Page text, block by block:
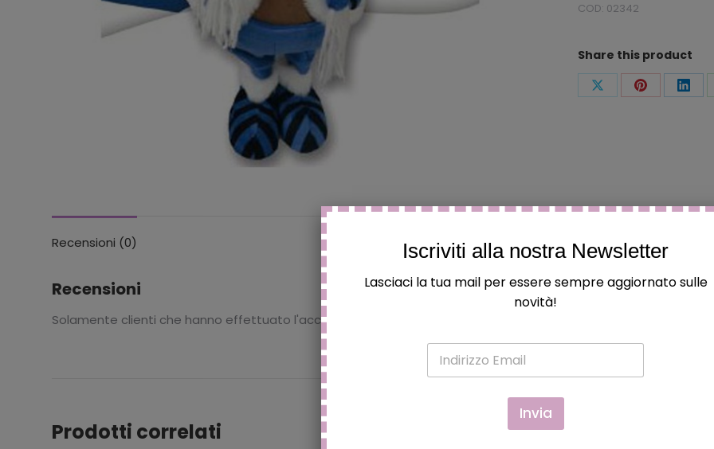
COD: 02342
Share this product
CondividiCondividi
Recensioni (0)
Recensioni
Solamente clienti che hanno effettuato l'accesso ed hanno acquistato questo prodotto possono lasciare una
Prodotti correlati
Iscriviti alla nostra Newsletter
Lasciaci la tua mail per essere sempre aggiornato sulle
novità!
Invia